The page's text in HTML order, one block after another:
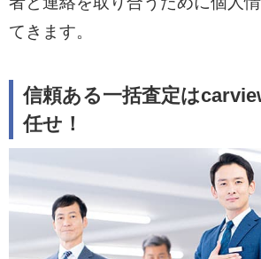
てきます。
信頼ある一括査定は
任せ！